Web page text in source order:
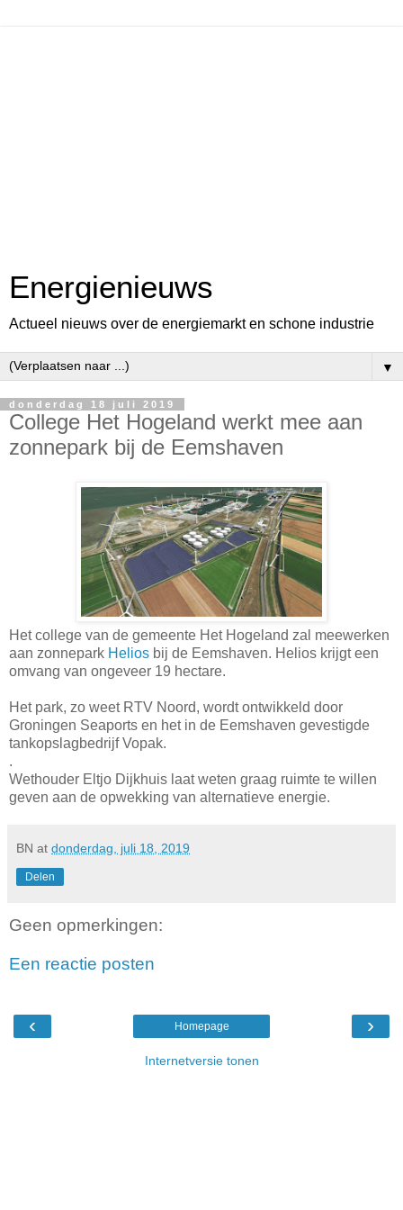
Energienieuws
Actueel nieuws over de energiemarkt en schone industrie
▼
donderdag 18 juli 2019
College Het Hogeland werkt mee aan
zonnepark bij de Eemshaven
Het college van de gemeente Het Hogeland zal meewerken
aan zonnepark Helios bij de Eemshaven. Helios krijgt een
omvang van ongeveer 19 hectare.
Het park, zo weet RTV Noord, wordt ontwikkeld door
Groningen Seaports en het in de Eemshaven gevestigde
tankopslagbedrijf Vopak.
.
Wethouder Eltjo Dijkhuis laat weten graag ruimte te willen
geven aan de opwekking van alternatieve energie.
BN at donderdag, juli 18, 2019
Delen
Geen opmerkingen:
Een reactie posten
‹ ›
Homepage
Internetversie tonen